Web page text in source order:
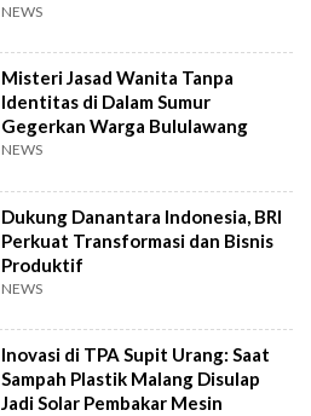
NEWS
Misteri Jasad Wanita Tanpa
Identitas di Dalam Sumur
Gegerkan Warga Bululawang
NEWS
Dukung Danantara Indonesia, BRI
Perkuat Transformasi dan Bisnis
Produktif
NEWS
Inovasi di TPA Supit Urang: Saat
Sampah Plastik Malang Disulap
Jadi Solar Pembakar Mesin